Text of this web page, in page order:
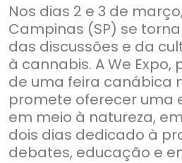
Nos dias 2 e 3 de
Campinas (SP) se
das discussões e da
à cannabis. A We
de uma feira canábica
promete oferecer uma
em meio à natureza,
dois dias dedicado à
debates, educação e